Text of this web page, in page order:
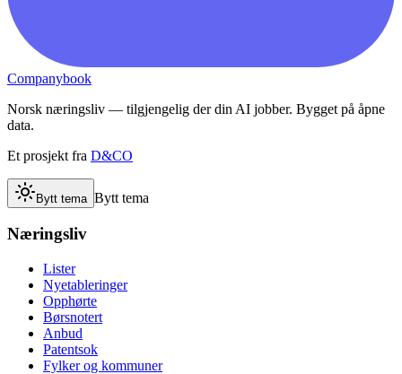
Companybook
Norsk næringsliv — tilgjengelig der din AI jobber. Bygget på åpne
data.
Et prosjekt fra D&CO
Bytt tema Bytt tema
Næringsliv
Lister
Nyetableringer
Opphørte
Børsnotert
Anbud
Patentsok
Fylker og kommuner